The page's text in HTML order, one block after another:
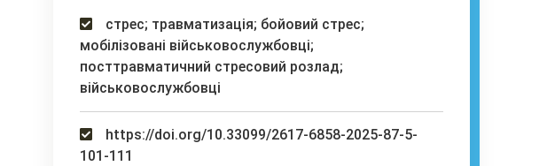
стрес; травматизація; бойовий стрес;
мобілізовані військовослужбовці;
посттравматичний стресовий розлад;
військовослужбовці
https://doi.org/10.33099/2617-6858-2025-87-5-
101-111